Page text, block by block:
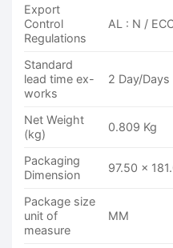
Export
Control
Regulations
AL : N /
Standard
lead time ex-
works
2 Day/Days
Net Weight
(kg)
0.809 Kg
Packaging
Dimension
97.50 x
Package size
unit of
measure
MM